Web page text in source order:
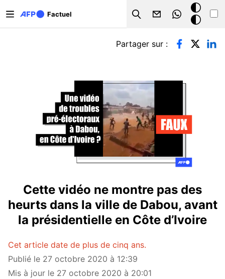
Factuel
Search
Mode
sombre
Onglets principaux
Partager sur :
Cette vidéo ne montre pas des
heurts dans la ville de Dabou, avant
la présidentielle en Côte d’Ivoire
Cet article date de plus de cinq ans.
Publié le 27 octobre 2020 à 12:39
Mis à jour le 27 octobre 2020 à 20:01